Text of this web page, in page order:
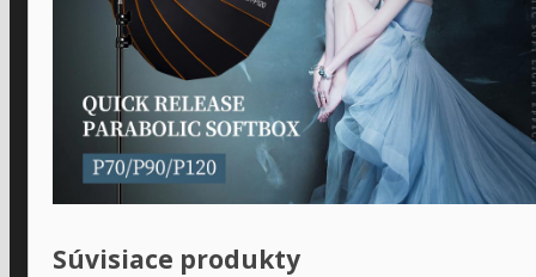
Súvisiace produkty